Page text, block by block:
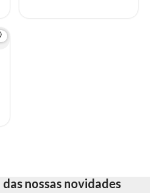
nossas novidades